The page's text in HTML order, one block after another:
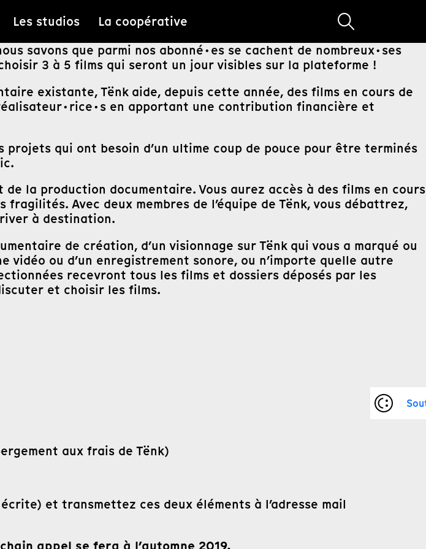
Les studios La coopérative
savons que parmi nos abonné·es se cachent de nombreux·ses
3 à 5 films qui seront un jour visibles sur la plateforme !
existante, Tënk aide, depuis cette année, des films en cours de
en apportant une contribution financière et
qui ont besoin d’un ultime coup de pouce pour être terminés
la production documentaire. Vous aurez accès à des films en cours
Avec deux membres de l’équipe de Tënk, vous débattrez,
à destination.
de création, d’un visionnage sur Tënk qui vous a marqué ou
vidéo ou d’un enregistrement sonore, ou n’importe quelle autre
recevront tous les films et dossiers déposés par les
et choisir les films.
aux frais de Tënk)
et transmettez ces deux éléments à l’adresse mail